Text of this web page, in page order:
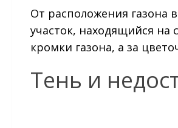
От расположения газона
участок, находящийся на
кромки газона, а за
Тень и